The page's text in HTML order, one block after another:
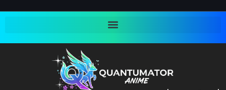
Bondage (ทาส)(1)
(1)
2001
2000
1997
1993
1991